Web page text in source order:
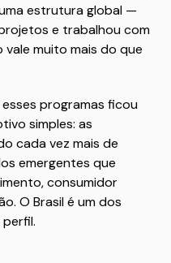
estrutura global —
e trabalhou com
muito mais do que
programas ficou
simples: as
cada vez mais de
emergentes que
consumidor
O Brasil é um dos